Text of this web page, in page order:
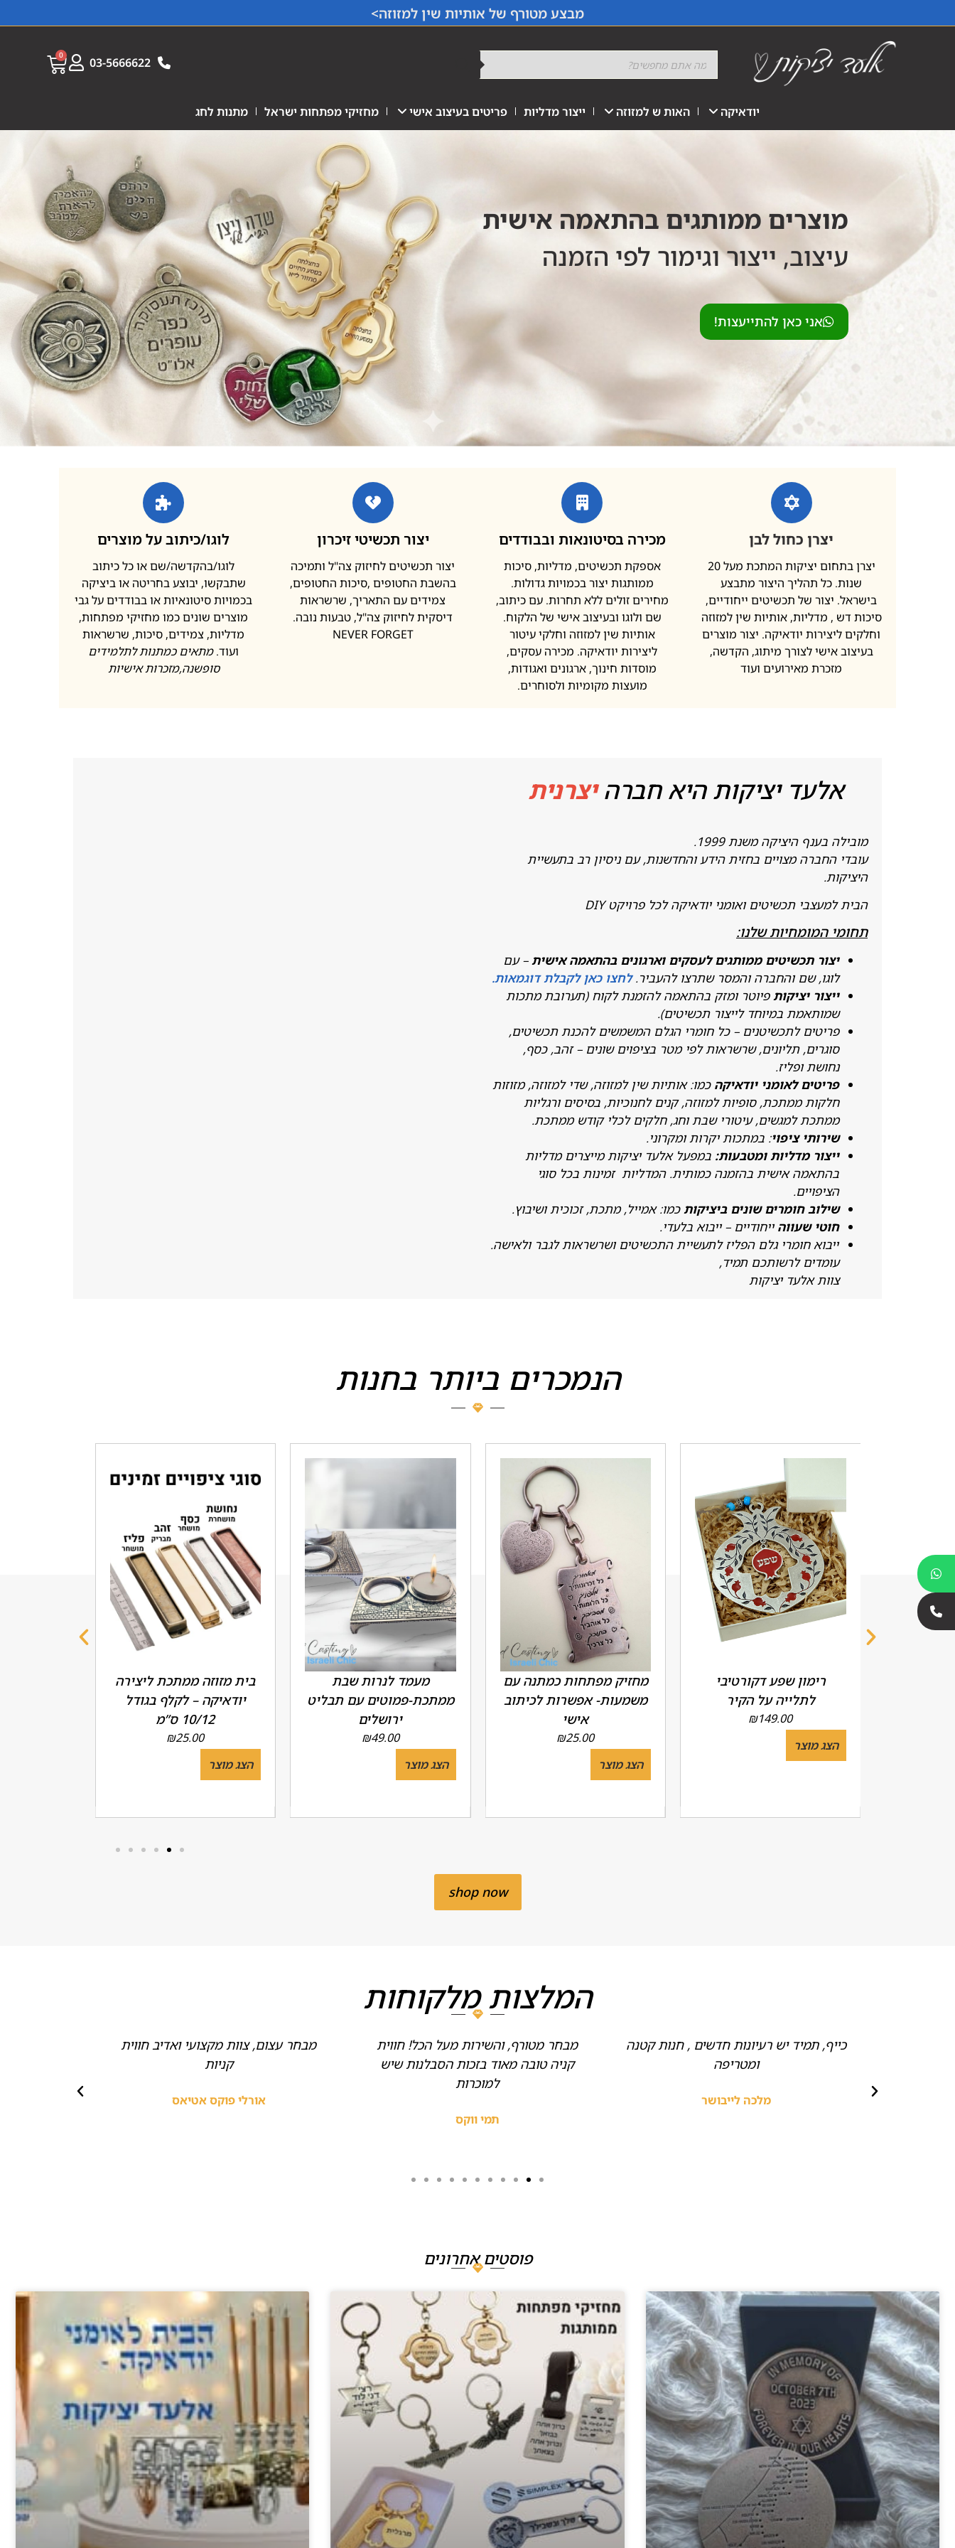
מבצע מטורף של אותיות שין למזוזה>
03-5666622
0
יודאיקה האות ש למזוזה ייצור מדליות פריטים בעיצוב אישי מחזיקי מפתחות ישראל מתנות לחג
מוצרים ממותגים בהתאמה אישית
עיצוב, ייצור וגימור לפי הזמנה
אני כאן להתייעצות!
יצרן כחול לבן
יצרן בתחום יציקות המתכת מעל 20
שנות. כל תהליך היצור מתבצע
בישראל. יצור של תכשיטים ייחודיים,
סיכות דש , מדליות, אותיות שין למזוזה
וחלקים ליצירות יודאיקה. יצור מוצרים
בעיצוב אישי לצורך מיתוג, הקדשה,
מזכרת מאירועים ועוד
מכירה בסיטונאות ובבודדים
אספקת תכשיטים, מדליות, סיכות
ממותגות יצור בכמויות גדולות.
מחירים זולים ללא תחרות. עם כיתוב,
שם ולוגו ובעיצוב אישי של הלקוח.
אותיות שין למזוזה וחלקי עיטור
ליצירות יודאיקה. מכירה עסקים,
מוסדות חינוך, ארגונים ואגודות,
מועצות מקומיות ולסוחרים.
יצור תכשיטי זיכרון
יצור תכשיטים לחיזוק צה"ל ותמיכה
בהשבת החטופים ,סיכות החטופים,
צמידים עם התאריך, שרשראות
דיסקית לחיזוק צה"ל, טבעות נובה.
NEVER FORGET
לוגו/כיתוב על מוצרים
לוגו/בהקדשה/שם או כל כיתוב
שתבקשו, יבוצע בחריטה או ביציקה
בכמויות סיטונאיות או בבודדים על גבי
מוצרים שונים כמו מחזיקי מפתחות,
מדליות, צמידים, סיכות, שרשראות
ועוד.מתאים כמתנות לתלמידים
סופשנה,מזכרות אישיות
אלעד יציקות היא חברה יצרנית
מובילה בענף היציקה משנת 1999.
עובדי החברה מצויים בחזית הידע והחדשנות, עם ניסיון רב בתעשיית
היציקות.
הבית למעצבי תכשיטים ואומני יודאיקה לכל פרויקט DIY
תחומי המומחיות שלנו:
יצור תכשיטים ממותגים לעסקים וארגונים בהתאמה אישית– עם
לוגו, שם והחברה והמסר שתרצו להעביר.לחצו כאן לקבלת דוגמאות.
ייצור יציקותפיוטר ומזק בהתאמה להזמנת לקוח (תערובת מתכות
שמותאמת במיוחד לייצור תכשיטים).
פריטים לתכשיטנים – כל חומרי הגלם המשמשים להכנת תכשיטים,
סוגרים, תליונים, שרשראות לפי מטר בציפוים שונים – זהב, כסף,
נחושת ופליז.
פריטים לאומני יודאיקה כמו: אותיות שין למזוזה, שדי למזוזה, מזוזות
חלקות ממתכת, סופיות למזוזה, קנים לחנוכיות, בסיסים ורגליות
ממתכת למגשים, עיטורי שבת וחג, חלקים לכלי קודש ממתכת.
שירותי ציפוי: במתכות יקרות ומקרוני.
ייצור מדליות ומטבעות: במפעל אלעד יציקות מייצרים מדליות
בהתאמה אישית בהזמנה כמותית. המדליות זמינות בכל סוגי
הציפויים.
שילוב חומרים שונים ביציקותכמו: אמייל, מתכת, זכוכית ושיבוץ.
חוטי שעווהייחודיים – ייבוא בלעדי.
ייבוא חומרי גלם הפליז לתעשיית התכשיטים ושרשראות לגבר ולאישה.
עומדים לרשותכם תמיד,
צוות אלעד יציקות
הנמכרים ביותר בחנות
רימון שפע דקורטיבי
לתלייה על הקיר
₪149.00
הצג מוצר
מחזיק מפתחות כמתנה עם
משמעות- אפשרות לכיתוב
אישי
₪25.00
הצג מוצר
מעמד לנרות שבת
ממתכת-פמוטים עם תבליט
ירושלים
₪49.00
הצג מוצר
בית מזוזה ממתכת ליצירה
יודאיקה – לקלף בגודל
10/12 ס”מ
₪25.00
הצג מוצר
shop now
המלצות מלקוחות
כייף, תמיד יש רעיונות חדשים , חנות קטנה
ומטריפה
מלכה לייבושר
מבחר מטורף, והשירות מעל הכל! חווית
קניה טובה מאוד בזכות הסבלנות שיש
למוכרות
תמי ווקס
מבחר עצום, צוות מקצועי ואדיב חווית
קניות
אורלי פוקס אטיאס
פוסטים אחרונים